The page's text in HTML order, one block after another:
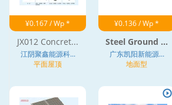
¥0.167 / Wp *
JX012 Concret...
江阴聚鑫能源科...
平面屋顶
¥0.136 / Wp *
Steel Ground ...
广东凯阳新能源...
地面型